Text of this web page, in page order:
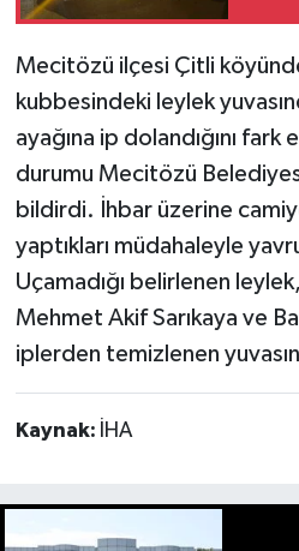
Mecitözü ilçesi Çitli
kubbesindeki leylek
ayağına ip dolandığını
durumu Mecitözü
bildirdi. İhbar üzerine
yaptıkları müdahaleyle
Uçamadığı belirlenen
Mehmet Akif Sarıkaya ve
iplerden temizlenen
Kaynak: İHA